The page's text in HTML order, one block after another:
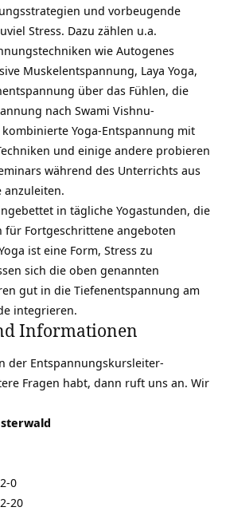
und vorbeugende
Stress. Dazu zählen u.a.
wie Autogenes
Muskelentspannung, Laya Yoga,
über das Fühlen, die
nach Swami Vishnu-
Yoga-Entspannung mit
und einige andere probieren
während des Unterrichts aus
anzuleiten.
in tägliche Yogastunden, die
für Fortgeschrittene angeboten
ist eine Form, Stress zu
sich die oben genannten
gut in die Tiefenentspannung am
integrieren.
Informationen
der Entspannungskursleiter-
Fragen habt, dann ruft uns an. Wir
0
20